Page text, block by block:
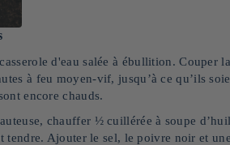
d'eau salée à ébullition. Couper
à feu moyen-vif, jusqu’à ce qu’ils
encore chauds.
chauffer ½ cuillérée à soupe
tendre. Ajouter le sel, le poivre noir et